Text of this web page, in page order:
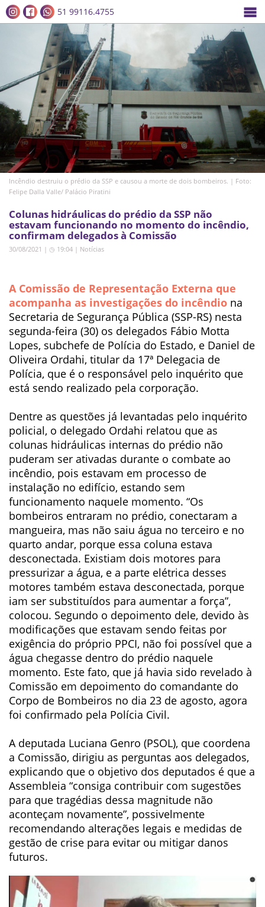
51 99116.4755
Incêndio destruiu o prédio da SSP e causou a morte de dois bombeiros. | Foto:
Felipe Dalla Valle/ Palácio Piratini
Colunas hidráulicas do prédio da SSP não
estavam funcionando no momento do incêndio,
confirmam delegados à Comissão
30/08/2021 | ◷ 19:04 | Notícias
A Comissão de Representação Externa que
acompanha as investigações do incêndio na
Secretaria de Segurança Pública (SSP-RS) nesta
segunda-feira (30) os delegados Fábio Motta
Lopes, subchefe de Polícia do Estado, e Daniel de
Oliveira Ordahi, titular da 17ª Delegacia de
Polícia, que é o responsável pelo inquérito que
está sendo realizado pela corporação.
Dentre as questões já levantadas pelo inquérito
policial, o delegado Ordahi relatou que as
colunas hidráulicas internas do prédio não
puderam ser ativadas durante o combate ao
incêndio, pois estavam em processo de
instalação no edifício, estando sem
funcionamento naquele momento. “Os
bombeiros entraram no prédio, conectaram a
mangueira, mas não saiu água no terceiro e no
quarto andar, porque essa coluna estava
desconectada. Existiam dois motores para
pressurizar a água, e a parte elétrica desses
motores também estava desconectada, porque
iam ser substituídos para aumentar a força”,
colocou. Segundo o depoimento dele, devido às
modificações que estavam sendo feitas por
exigência do próprio PPCI, não foi possível que a
água chegasse dentro do prédio naquele
momento. Este fato, que já havia sido revelado à
Comissão em depoimento do comandante do
Corpo de Bombeiros no dia 23 de agosto, agora
foi confirmado pela Polícia Civil.
A deputada Luciana Genro (PSOL), que coordena
a Comissão, dirigiu as perguntas aos delegados,
explicando que o objetivo dos deputados é que a
Assembleia “consiga contribuir com sugestões
para que tragédias dessa magnitude não
aconteçam novamente”, possivelmente
recomendando alterações legais e medidas de
gestão de crise para evitar ou mitigar danos
futuros.